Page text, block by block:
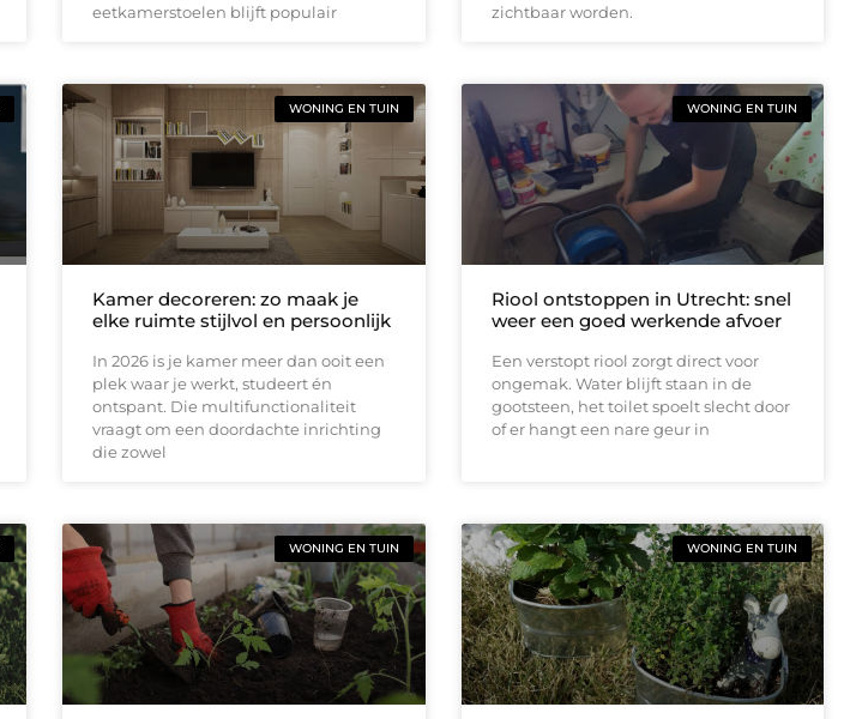
eetkamerstoelen blijft populair
zichtbaar worden.
WONING EN TUIN
Kamer decoreren: zo maak je
elke ruimte stijlvol en persoonlijk
In 2026 is je kamer meer dan ooit een
plek waar je werkt, studeert én
ontspant. Die multifunctionaliteit
vraagt om een doordachte inrichting
die zowel
WONING EN TUIN
Riool ontstoppen in Utrecht: snel
weer een goed werkende afvoer
Een verstopt riool zorgt direct voor
ongemak. Water blijft staan in de
gootsteen, het toilet spoelt slecht door
of er hangt een nare geur in
WONING EN TUIN WONING EN TUIN